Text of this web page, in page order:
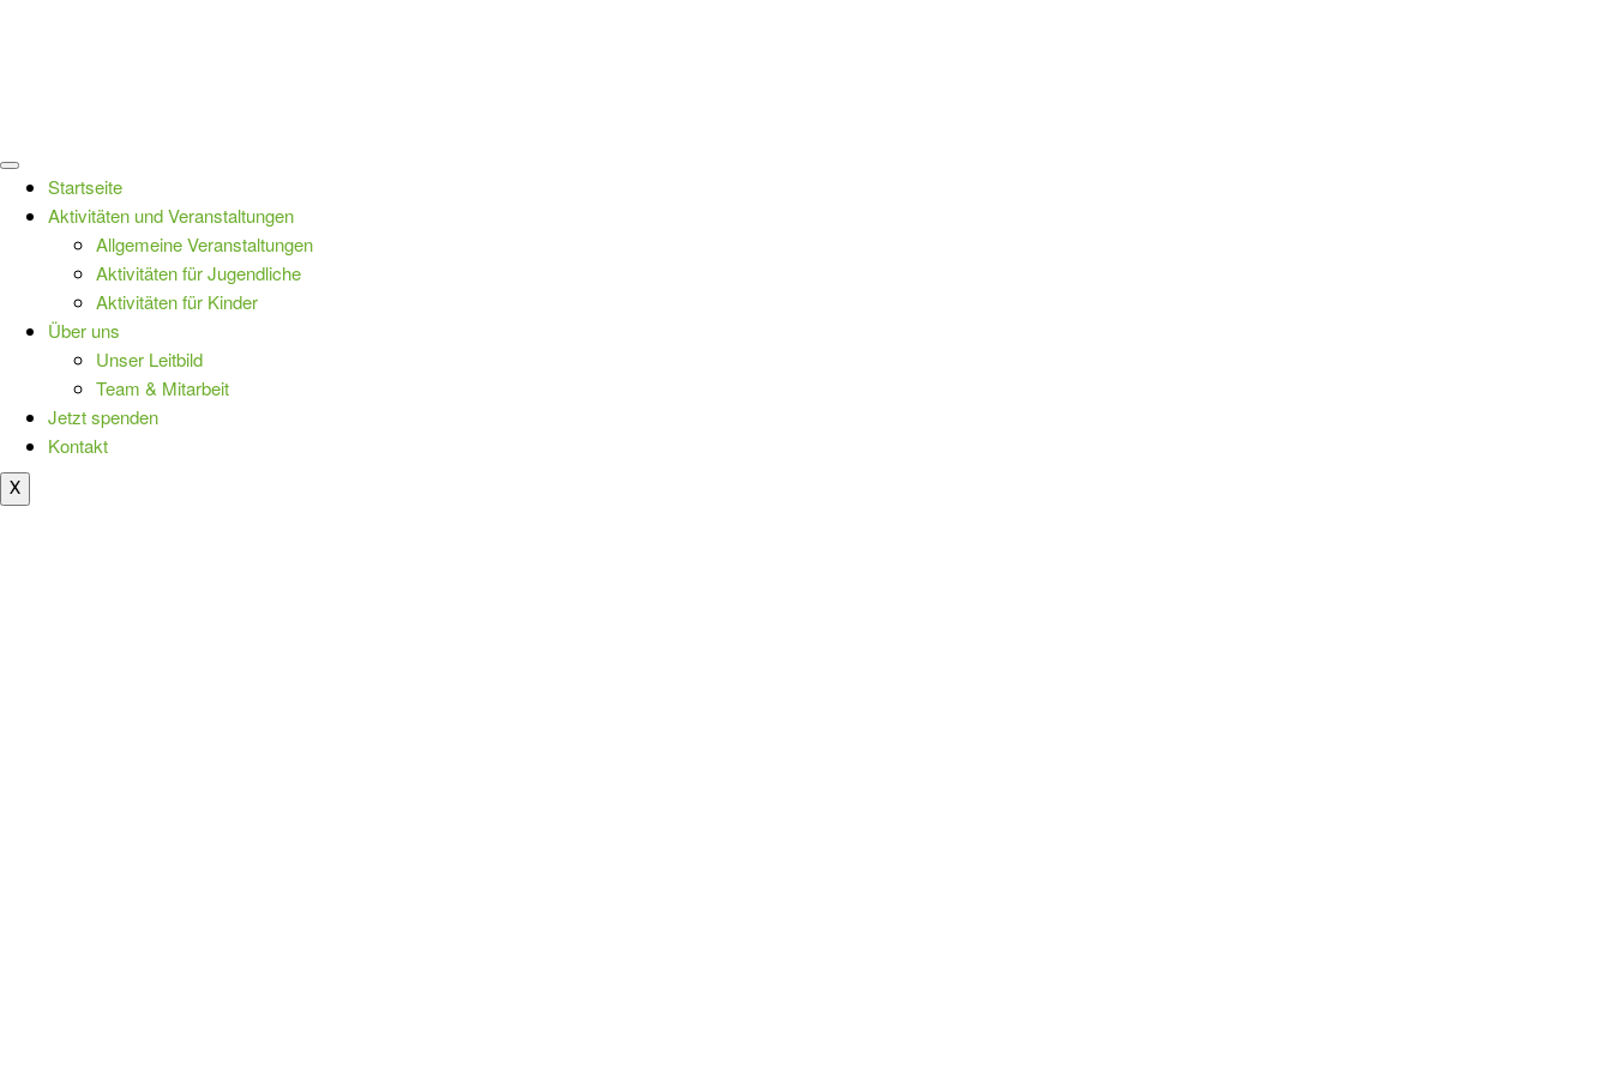
Startseite
Aktivitäten und Veranstaltungen
Allgemeine Veranstaltungen
Aktivitäten für Jugendliche
Aktivitäten für Kinder
Über uns
Unser Leitbild
Team & Mitarbeit
Jetzt spenden
Kontakt
X